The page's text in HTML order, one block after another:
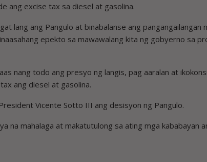
ang excise tax sa diesel at gasolina.
lang ang Pangulo at binabalanse ang pangangailangan
epekto sa mawawalang kita ng gobyerno sa
nang todo ang presyo ng langis, pag aaralan at
ang diesel at gasolina.
Vicente Sotto III ang desisyon ng Pangulo.
na mahalaga at makatutulong sa ating mga kababayan